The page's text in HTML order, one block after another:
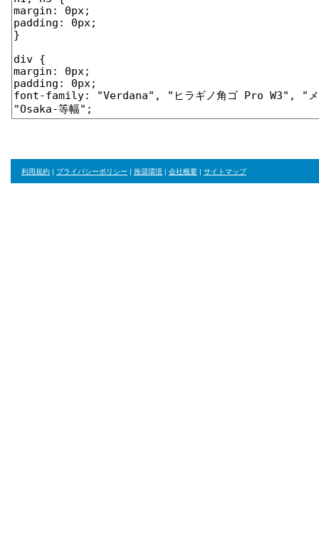
利用規約 | プライバシーポリシー | 推奨環境 | 会社概要 | サイトマップ